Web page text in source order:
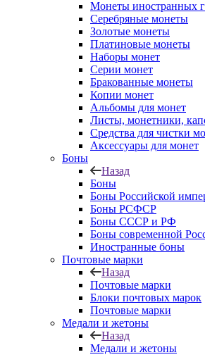
Монеты иностранных
Серебряные монеты
Золотые монеты
Платиновые монеты
Наборы монет
Серии монет
Бракованные монеты
Копии монет
Альбомы для монет
Листы, монетники,
Средства для чистки
Аксессуары для монет
Боны
Назад
Боны
Боны Российской
Боны РСФСР
Боны СССР и РФ
Боны современной
Иностранные боны
Почтовые марки
Назад
Почтовые марки
Блоки почтовых марок
Почтовые марки
Медали и жетоны
Назад
Медали и жетоны